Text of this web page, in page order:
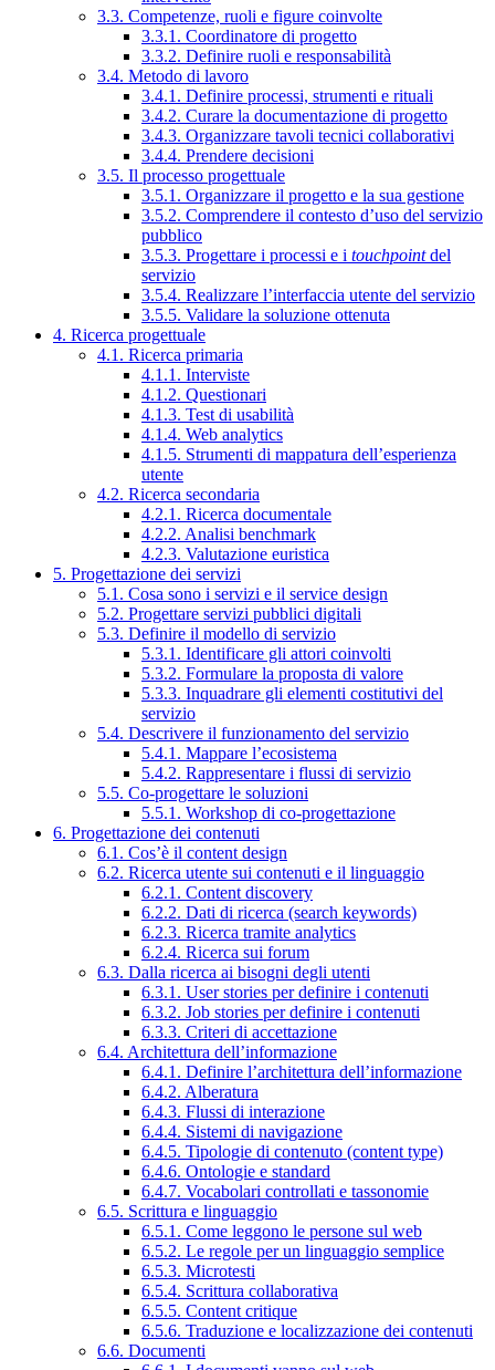
3.3. Competenze, ruoli e figure coinvolte
3.3.1. Coordinatore di progetto
3.3.2. Definire ruoli e responsabilità
3.4. Metodo di lavoro
3.4.1. Definire processi, strumenti e rituali
3.4.2. Curare la documentazione di progetto
3.4.3. Organizzare tavoli tecnici collaborativi
3.4.4. Prendere decisioni
3.5. Il processo progettuale
3.5.1. Organizzare il progetto e la sua gestione
3.5.2. Comprendere il contesto d’uso del servizio
pubblico
3.5.3. Progettare i processi e i touchpointdel
servizio
3.5.4. Realizzare l’interfaccia utente del servizio
3.5.5. Validare la soluzione ottenuta
4. Ricerca progettuale
4.1. Ricerca primaria
4.1.1. Interviste
4.1.2. Questionari
4.1.3. Test di usabilità
4.1.4. Web analytics
4.1.5. Strumenti di mappatura dell’esperienza
utente
4.2. Ricerca secondaria
4.2.1. Ricerca documentale
4.2.2. Analisi benchmark
4.2.3. Valutazione euristica
5. Progettazione dei servizi
5.1. Cosa sono i servizi e il service design
5.2. Progettare servizi pubblici digitali
5.3. Definire il modello di servizio
5.3.1. Identificare gli attori coinvolti
5.3.2. Formulare la proposta di valore
5.3.3. Inquadrare gli elementi costitutivi del
servizio
5.4. Descrivere il funzionamento del servizio
5.4.1. Mappare l’ecosistema
5.4.2. Rappresentare i flussi di servizio
5.5. Co-progettare le soluzioni
5.5.1. Workshop di co-progettazione
6. Progettazione dei contenuti
6.1. Cos’è il content design
6.2. Ricerca utente sui contenuti e il linguaggio
6.2.1. Content discovery
6.2.2. Dati di ricerca (search keywords)
6.2.3. Ricerca tramite analytics
6.2.4. Ricerca sui forum
6.3. Dalla ricerca ai bisogni degli utenti
6.3.1. User stories per definire i contenuti
6.3.2. Job stories per definire i contenuti
6.3.3. Criteri di accettazione
6.4. Architettura dell’informazione
6.4.1. Definire l’architettura dell’informazione
6.4.2. Alberatura
6.4.3. Flussi di interazione
6.4.4. Sistemi di navigazione
6.4.5. Tipologie di contenuto (content type)
6.4.6. Ontologie e standard
6.4.7. Vocabolari controllati e tassonomie
6.5. Scrittura e linguaggio
6.5.1. Come leggono le persone sul web
6.5.2. Le regole per un linguaggio semplice
6.5.3. Microtesti
6.5.4. Scrittura collaborativa
6.5.5. Content critique
6.5.6. Traduzione e localizzazione dei contenuti
6.6. Documenti